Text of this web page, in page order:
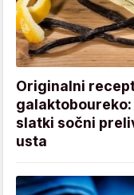
Originalni
galaktoboureko:
slatki sočni
usta